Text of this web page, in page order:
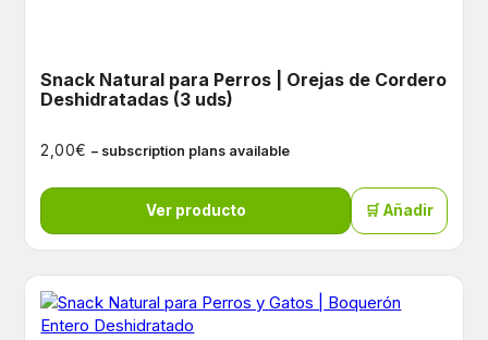
Snack Natural para Perros | Orejas de Cordero
Deshidratadas (3 uds)
2,00€ – subscription plans available
Ver producto 🛒 Añadir